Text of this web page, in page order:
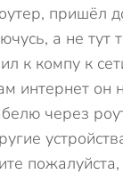
пришёл
а не тут
к компу к
интернет он
через